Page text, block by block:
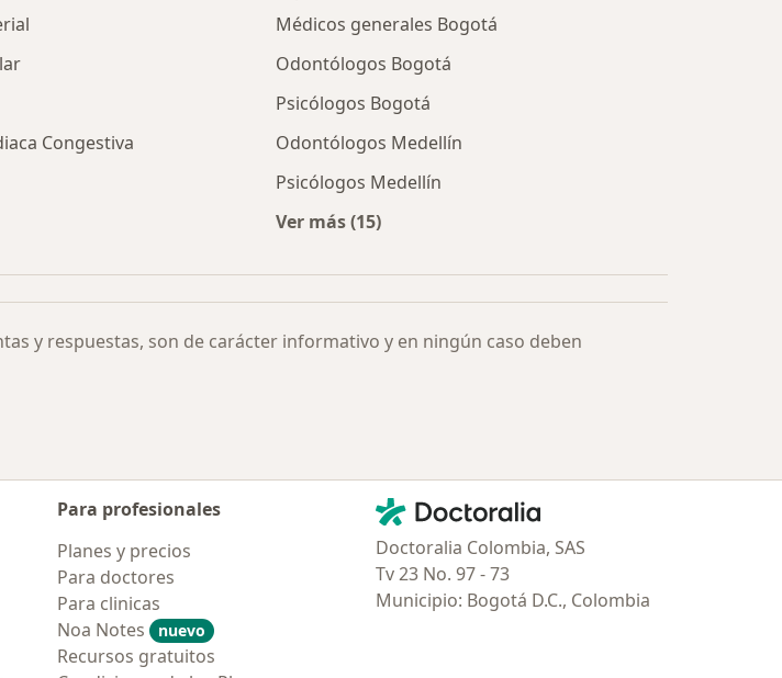
Congestiva
Médicos generales Bogotá
Odontólogos Bogotá
Psicólogos Bogotá
Odontólogos Medellín
Psicólogos Medellín
Ver más (15)
y respuestas, son de carácter informativo y en ningún caso deben
Para profesionales
Planes y precios
Para doctores
Para clinicas
Noa Notes
nuevo
Recursos gratuitos
Contacto
Doctoralia - Página de inicio
Doctoralia Colombia, SAS
Tv 23 No. 97 - 73
Municipio: Bogotá D.C., Colombia